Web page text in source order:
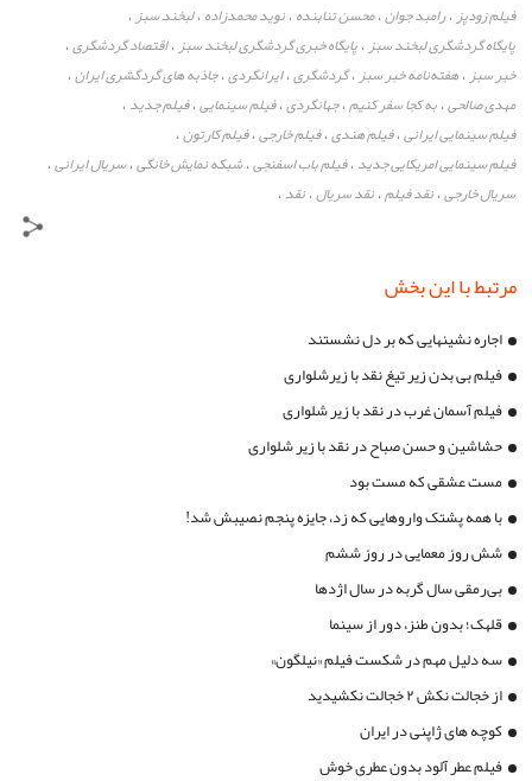
فیلم زودپز،رامبد جوان،محسن تنابنده ،نوید محمدزاده‌ ،لبخند سبز،
پایگاه گردشگری لبخند سبز،پایگاه خبری گردشگری لبخند سبز،اقتصاد گردشگری،
خبر سبز،هفته‌نامه خبر سبز،گردشگری،ایرانگردی،جاذبه های گردگشری ایران،
مهدی صالحی،به کجا سفر کنیم،جهانگردی،فیلم سینمایی،فیلم جدید ،
فیلم سینمایی ایرانی،فیلم هندی،فیلم خارجی،فیلم کارتون،
فیلم سینمایی امریکایی جدید ،فیلم باب اسفنجی،شبکه نمایش خانگی،سریال ایرانی،
سریال خارجی،نقد فیلم،نقد سریال،نقد ،
مرتبط با این بخش
اجاره نشینهایی که بر دل نشستند
فیلم بی بدن زیر تیغ نقد با زیرشلواری
فیلم آسمان غرب در نقد با زیر شلواری
حشاشین و حسن صباح در نقد با زیر شلواری
مست عشقی که مست بود
با همه پشتک واروهایی که زد، جایزه پنجم نصیبش شد!
شش روز معمایی در روز ششم
بی‌رمقی سال گربه در سال اژدها
قلهک؛ بدون طنز، دور از سینما
سه دلیل مهم در شکست فیلم «نیلگون»
از خجالت نکش ۲ خجالت نکشیدید
کوچه های ژاپنی در ایران
فیلم عطر آلود بدون عطری خوش